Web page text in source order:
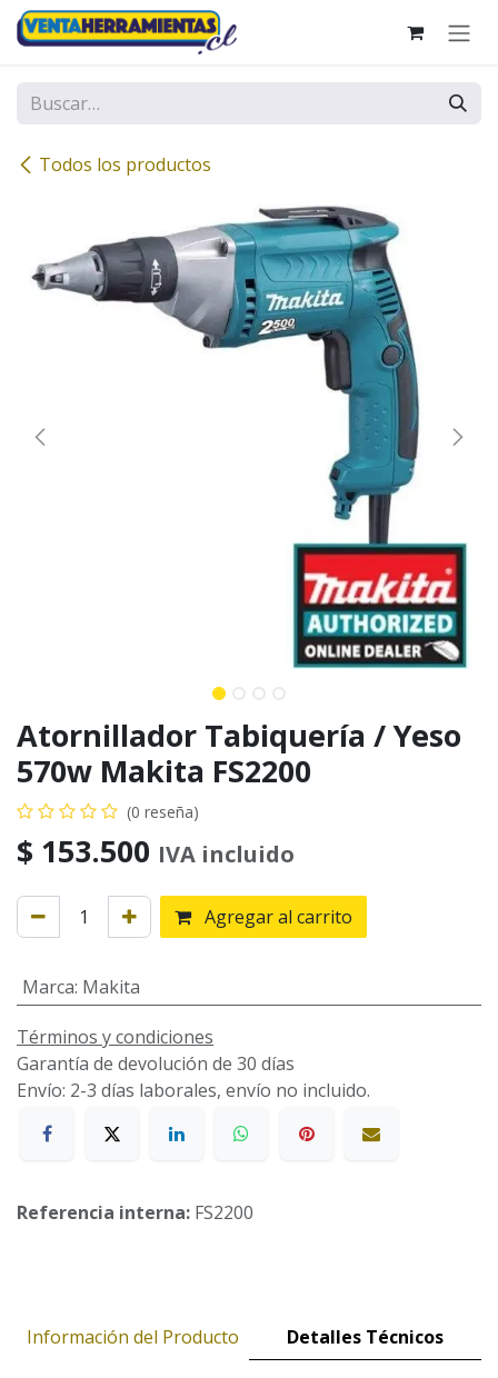
Ir al contenido
Todos los productos
Atornillador Tabiquería / Yeso
570w Makita FS2200
(0 reseña)
$ 153.500 IVA incluido
Agregar al carrito
Marca: Makita
Términos y condiciones
Garantía de devolución de 30 días
Envío: 2-3 días laborales, envío no incluido.
Referencia interna: FS2200
Información del Producto Detalles Técnicos